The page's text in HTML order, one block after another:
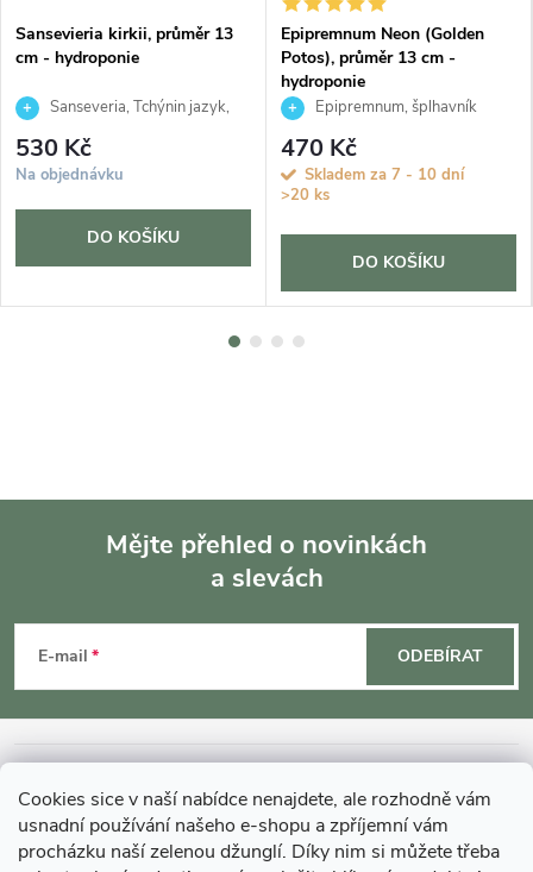
Cookies sice v naší nabídce nenajdete, ale rozhodně vám
usnadní používání našeho e-shopu a zpříjemní vám
procházku naší zelenou džunglí. Díky nim si můžete třeba
Sansevieria kirkii, průměr 13
cm - hydroponie
Sanseveria, Tchýnin jazyk,
Tenura
530 Kč
Na objednávku
DO KOŠÍKU
Epipremnum Neon (Golden
Potos), průměr 13 cm -
hydroponie
Epipremnum, šplhavník
470 Kč
Skladem za 7 - 10 dní
>20 ks
DO KOŠÍKU
p
a
Mějte přehled o novinkách
a slevách
E-mail ODEBÍRAT
MOHLO BY VÁS ZAJÍMAT